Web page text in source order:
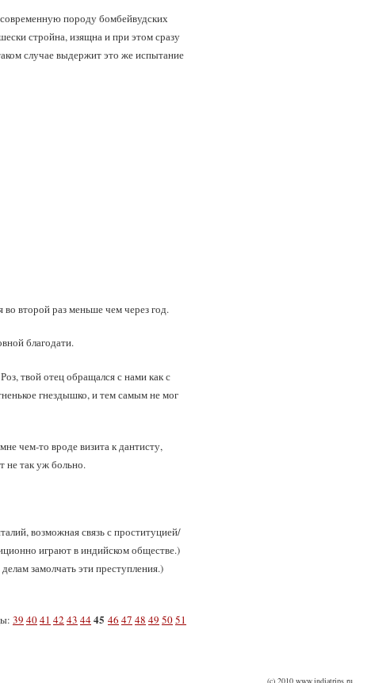
породу бомбейвудских
стройна, изящна и при этом сразу
случае выдержит это же испытание
второй раз меньше чем через год.
благодати.
твой отец обращался с нами как с
гнездышко, и тем самым не мог
чем‑то вроде визита к дантисту,
не так уж больно.
возможная связь с проституцией/
играют в индийском обществе.)
замолчать эти преступления.)
39 4041 42 43 4445 46 47 48 49 5051
(c) 2010 www.indiatrips.ru.